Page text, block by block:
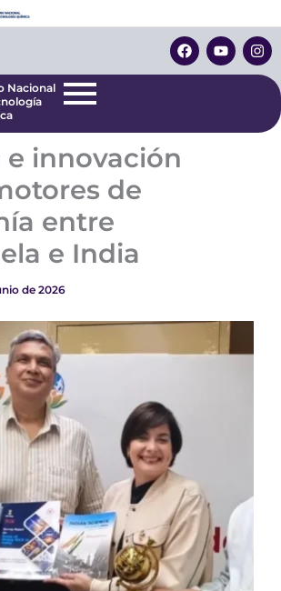
F
a
c
o
Y
o
u
e
I
n
s
r
Nacional
Nacional
e innovación
de
entre
e India
de 2026